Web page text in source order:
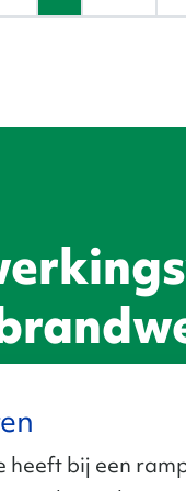
heeft bij een